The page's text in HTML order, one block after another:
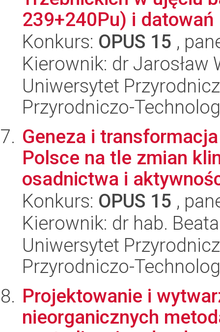
239+240Pu) i datowań
Konkurs: OPUS 15 ,
Kierownik: dr Jarosław
Uniwersytet
Przyrodniczo-
Geneza i
Polsce na tle zmian
osadnictwa i
Konkurs: OPUS 15 ,
Kierownik: dr hab.
Uniwersytet
Przyrodniczo-
Projektowanie i
nieorganicznych